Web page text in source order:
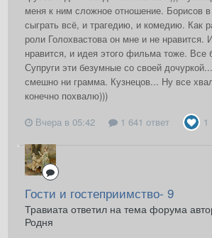
меня к ним сложное отношение. Борисов
сыграть всё, и трагедию, и комедию. Как
роли Голохвастова он мне и не нравится.
нравится, и идея этого фильма тоже. Все
Супруги эти безумные со своей
смешно ни грамма. Кузнецов... Ну все
конечно похвалю)))
Вчера в 05:42
1 641 ответ 1
Гости и гостеприимство- 9
Травиата ответил на тема форума
Родня